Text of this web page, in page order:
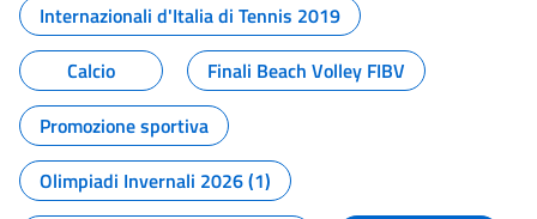
Internazionali d'Italia di Tennis 2019
Calcio
Finali Beach Volley FIBV
Promozione sportiva
Olimpiadi Invernali 2026 (1)